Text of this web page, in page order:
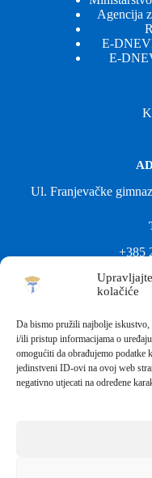
kolačiće
Da bismo pružili najbolje
i/ili pristup informacijama o
omogućiti da obrađujemo podatke
jedinstveni ID-ovi na ovoj web
negativno utjecati na određene
Agencija
E-
E-
Ul. Franjevačke
+385
Svako neovlašteno
Sva prava pridržana ©